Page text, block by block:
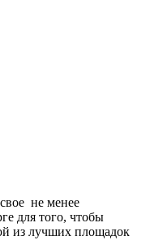
не менее
для того, чтобы
из лучших площадок